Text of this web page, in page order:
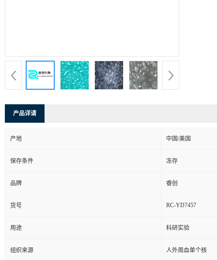
产品详请
产地 中国/美国
保存条件 冻存
品牌 睿创
货号 RC-YD7457
用途 科研实验
组织来源 人外周血单个核